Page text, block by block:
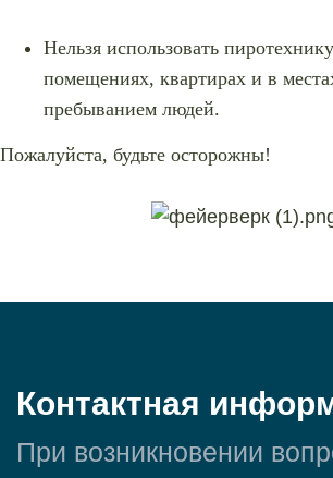
Нельзя использовать
помещениях, квартирах и в
пребыванием людей.
Пожалуйста, будьте осторожны!
Контактная
При возникновении